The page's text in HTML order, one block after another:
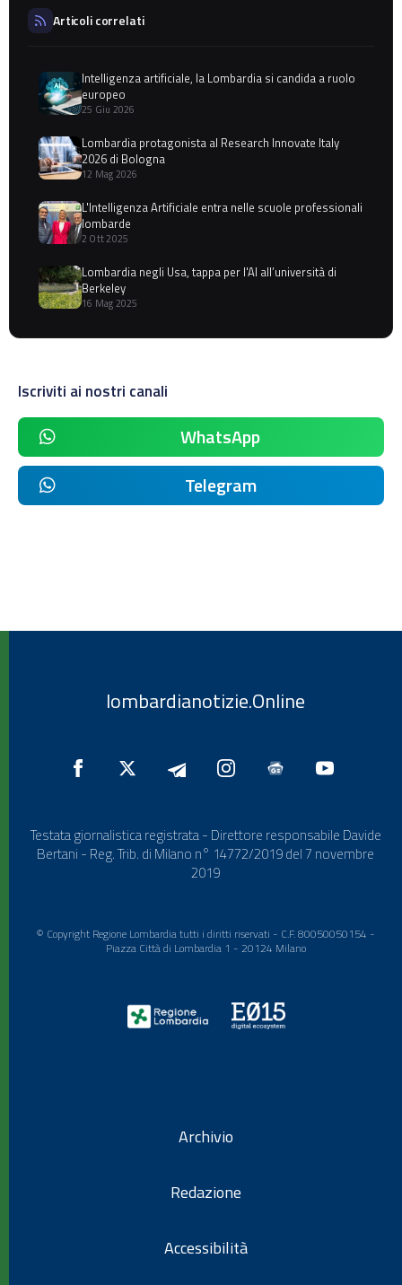
Articoli correlati
Intelligenza artificiale, la Lombardia si candida a ruolo
europeo
25 Giu 2026
Lombardia protagonista al Research Innovate Italy
2026 di Bologna
12 Mag 2026
L'Intelligenza Artificiale entra nelle scuole professionali
lombarde
2 Ott 2025
Lombardia negli Usa, tappa per l'AI all’università di
Berkeley
16 Mag 2025
Iscriviti ai nostri canali
WhatsApp
Telegram
lombardianotizie.Online
Testata giornalistica registrata - Direttore responsabile Davide
Bertani - Reg. Trib. di Milano n° 14772/2019 del 7 novembre
2019
© Copyright Regione Lombardia tutti i diritti riservati - C.F. 80050050154 -
Piazza Città di Lombardia 1 - 20124 Milano
Archivio
Redazione
Accessibilità